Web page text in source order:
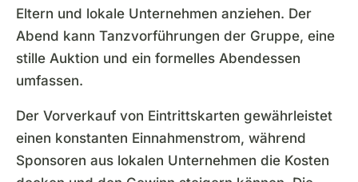
Eltern und lokale Unternehmen anziehen. Der
Abend kann Tanzvorführungen der Gruppe, eine
stille Auktion und ein formelles Abendessen
umfassen.
Der Vorverkauf von Eintrittskarten gewährleistet
einen konstanten Einnahmenstrom, während
Sponsoren aus lokalen Unternehmen die Kosten